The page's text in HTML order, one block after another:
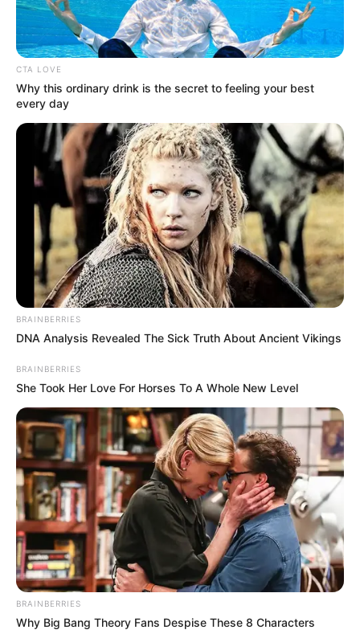
Το χρονικό της συγκάλυψης
του κατασκευασμένου σε
εργαστήριο ιού COVID-19
πυρηνικό υποβρύχιο «K-329
Belgorod» για να δοκιμάσει
την...
Email address:
Όλα τα κείμενα και οι εικόνες είναι πνευματική ιδιοκτησία του
ΝΙΚΟΛΑΟΣ ΑΝΑΞΙΜΑΝΔΡΟΣ. Aπαγορεύεται η αναπαραγωγή, η
αναδημοσίευση και η τροποποίησή τους χωρίς προηγούμενη
γραπτή άδεια του δημιουργού τους. Με επιφύλαξη κάθε νόμιμου
δικαιώματος. Διαβάστε την
να το χρησιμοποιήσετε, καθώς χρησιμοποιώντας το την
CTA LOVE
Why this ordinary drink is the secret to feeling your best
every day
BRAINBERRIES
DNA Analysis Revealed The Sick Truth About Ancient Vikings
BRAINBERRIES
She Took Her Love For Horses To A Whole New Level
BRAINBERRIES
Why Big Bang Theory Fans Despise These 8 Characters